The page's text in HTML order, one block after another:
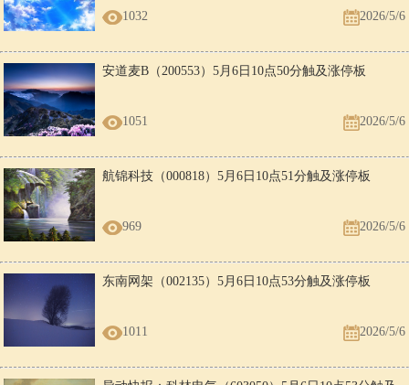
1032 2026/5/6
安道麦B（200553）5月6日10点50分触及涨停板
1051 2026/5/6
航锦科技（000818）5月6日10点51分触及涨停板
969 2026/5/6
东南网架（002135）5月6日10点53分触及涨停板
1011 2026/5/6